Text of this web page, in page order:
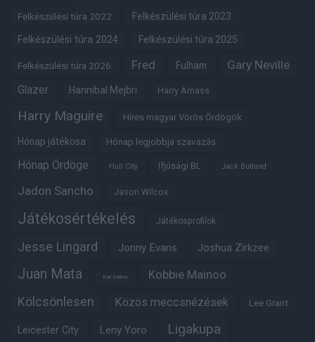
Felkészülési túra 2022 Felkészülési túra 2023
Felkészülési túra 2024 Felkészülési túra 2025
Felkészülési túra 2026 Fred Fulham Gary Neville
Glazer Hannibal Mejbri Harry Amass
Harry Maguire Híres magyar Vörös Ördögök
Hónap játékosa Hónap legjobbja szavazás
Hónap Ördöge Hull City Ifjúsági BL Jack Butland
Jadon Sancho Jason Wilcox
Játékosértékelés Játékosprofilok
Jesse Lingard Jonny Evans Joshua Zirkzee
Juan Mata Karl Darlow Kobbie Mainoo
Kölcsönlesen Közös meccsnézések Lee Grant
Leicester City Leny Yoro Ligakupa